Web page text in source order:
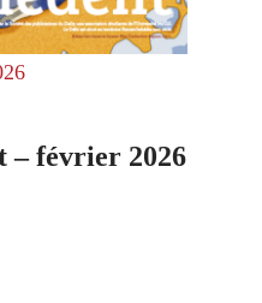
– février 2026